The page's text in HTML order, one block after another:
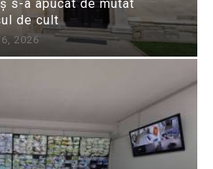
s-a apucat de mutat
de cult
2026